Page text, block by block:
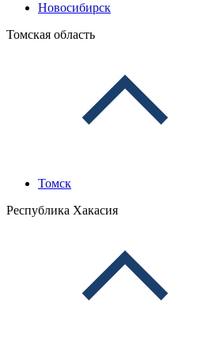
Новосибирск
Томская область
Томск
Республика Хакасия